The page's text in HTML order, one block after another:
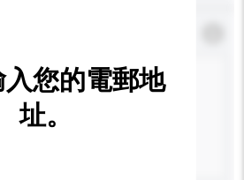
您的電郵地
址。